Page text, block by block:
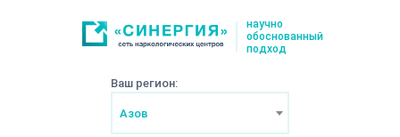
научно
обоснованный
подход
Ваш регион:
Азов